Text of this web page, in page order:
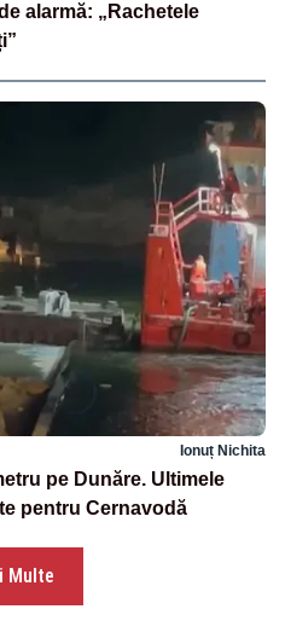
alarmă: „Rachetele
Ionuț Nichita
pe Dunăre. Ultimele
pentru Cernavodă
Multe